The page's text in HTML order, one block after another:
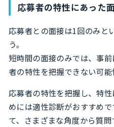
応募者の特性にあった
応募者との面接は1回のみと
う。
短時間の面接のみでは、事
者の特性を把握できない可能
応募者の特性を把握し、特
めには適性診断がおすすめ
て、さまざまな角度から質